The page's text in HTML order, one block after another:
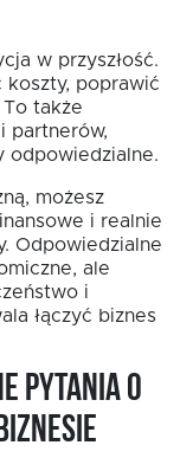
w przyszłość.
koszty, poprawić
także
partnerów,
odpowiedzialne.
możesz
i realnie
Odpowiedzialne
ale
i
łączyć biznes
pytania o